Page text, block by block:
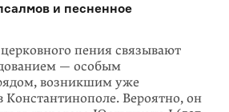
и песненное
пения связывают
— особым
возникшим уже
Константинополе. Вероятно, он